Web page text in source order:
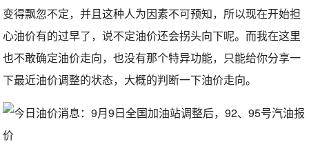
变得飘忽不定，并且这种人为因素不可预知，所以现在开始担
心油价有的过早了，说不定油价还会拐头向下呢。而我在这里
也不敢确定油价走向，也没有那个特异功能，只能给你分享一
下最近油价调整的状态，大概的判断一下油价走向。